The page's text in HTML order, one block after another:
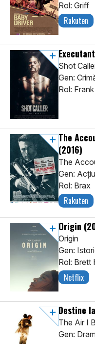
Rol: Griff
Rakuten
Shot
Gen:
Rol:
The
(2016)
The
Gen:
Rol: Brax
Rakuten
Origin
Origin
Gen:
Rol: Brett
Netflix
Destine
The Air I
Gen: